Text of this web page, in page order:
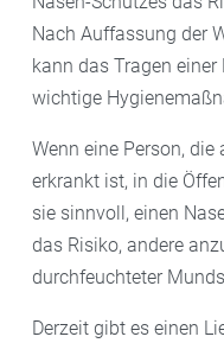
Nach Auffassung der
kann das Tragen
wichtige
Wenn eine Person,
erkrankt ist, in die
sie sinnvoll, einen
das Risiko, andere
durchfeuchteter
Derzeit gibt es einen